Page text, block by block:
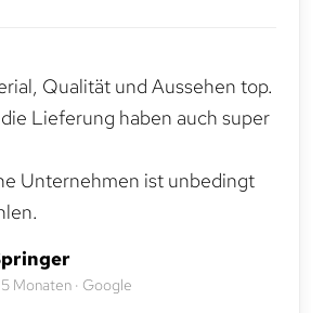
Qualität und Aussehen top.
Lieferung haben auch super
Unternehmen ist unbedingt
Monaten · Google